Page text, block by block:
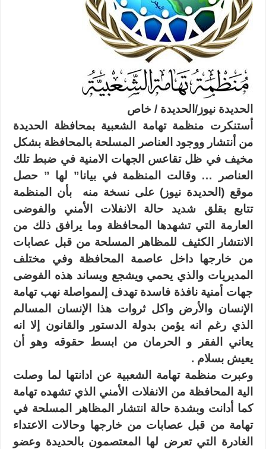
الحديدة نيوز/الحديدة / خاص
أستنكرت منظمة تهامة الشعبية بمحافظة الحديدة
من أنتشار ووجود العناصر المسلحة بالمحافظة بشكل
مخيف في ظل تقاعس الجهات الامنية في ضبط تلك
العناصر … وقالت المنظمة في بيانا” لها ” حصل
موقع (الحديدة نيوز) على نسخة منه
بأن المنظمة
تتابع بقلق شديد حالة الانفلات الأمني والفوضى
العارمة التي تشهدها المحافظة وما يرافق ذلك من
الانتشار الكثيف للمظاهر المسلحة من قبل عصابات
من خارجها داخل عاصمة المحافظة وفي مختلف
المديريات والذي يحمي ويشجع ويساند هذه الفوضى
جهات أمنية نافذة فاسدة تهدف إلىمواصلة نهب تهامة
الإنسان والأرض واكل ثروات هذا الإنسان المسالم
الذي رغم انه يؤمن بدولة الدستور والقانون إلا انه
يعاني الفقر و الحرمان من ابسط حقوقه وهو أن
يعيش بسلام .
وعبرت منظمة تهامة الشعبية عن ادانتها لما وصلت
الية المحافظة من الانفلات الأمني الذي تشهده تهامة
كما أدانت وبشدة حالة انتشار المظاهر المسلحة في
تهامة من قبل عصابات من خارجها وحالات الاعتداء
الغادرة التي تعرض لها المعتصمون بالحديدة وعضو